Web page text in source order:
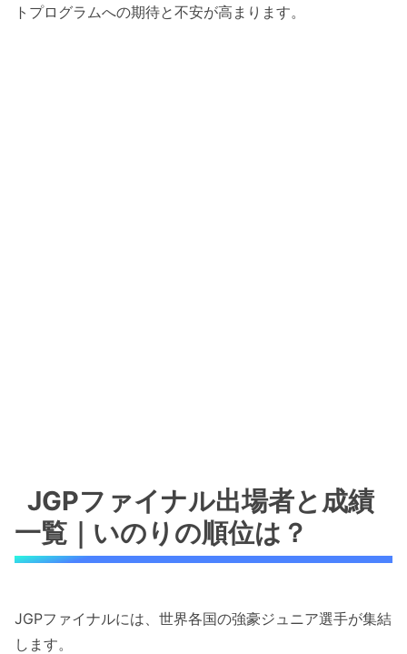
トプログラムへの期待と不安が高まります。
JGPファイナル出場者と成績
一覧｜いのりの順位は？
JGPファイナルには、世界各国の強豪ジュニア選手が集結
します。